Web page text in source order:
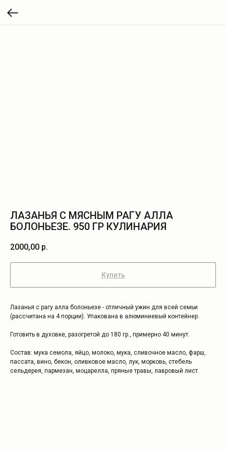
ЛАЗАНЬЯ С МЯСНЫМ РАГУ АЛЛА
БОЛОНЬЕЗЕ. 950 ГР КУЛИНАРИЯ
2000,00 р.
Купить
Лазанья с рагу алла болоньезе - отличный ужин для всей семьи
(рассчитана на 4 порции). Упакована в алюминиевый контейнер.
Готовить в духовке, разогретой до 180 гр., примерно 40 минут.
Состав: мука семола, яйцо, молоко, мука, сливочное масло, фарш,
пассата, вино, бекон, оливковое масло, лук, морковь, стебель
сельдерея, пармезан, моцарелла, пряные травы, лавровый лист.